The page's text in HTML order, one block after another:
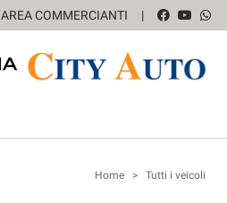
AREA COMMERCIANTI
Home > Tutti i veicoli